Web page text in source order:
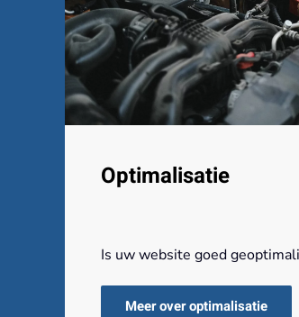
Optimalisatie
Is uw website goed
Meer over optimalisatie